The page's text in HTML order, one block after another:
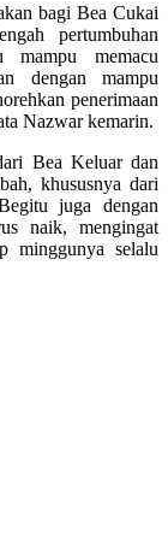
bagi Bea Cukai
pertumbuhan
memacu
dengan mampu
penerimaan
Nazwar kemarin.
Bea Keluar dan
khususnya dari
juga dengan
naik, mengingat
minggunya selalu